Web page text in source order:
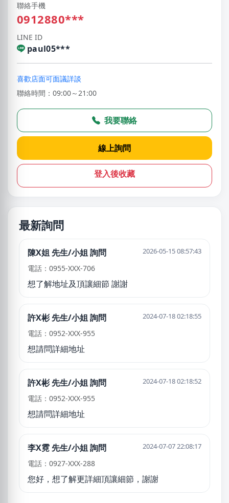
聯絡手機
0912880***
LINE ID
paul05***
喜歡店面可面議詳談
聯絡時間：09:00～21:00
我要聯絡
線上詢問
登入後收藏
最新詢問
陳X姐 先生/小姐 詢問 2026-05-15 08:57:43
電話：0955-XXX-706
想了解地址及頂讓細節 謝謝
許X彬 先生/小姐 詢問 2024-07-18 02:18:55
電話：0952-XXX-955
想請問詳細地址
許X彬 先生/小姐 詢問 2024-07-18 02:18:52
電話：0952-XXX-955
想請問詳細地址
李X霓 先生/小姐 詢問 2024-07-07 22:08:17
電話：0927-XXX-288
您好，想了解更詳細頂讓細節，謝謝